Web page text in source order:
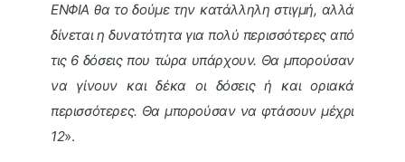
ΕΝΦΙΑ θα το δούμε την κατάλληλη στιγμή, αλλά
δίνεται η δυνατότητα για πολύ περισσότερες από
τις 6 δόσεις που τώρα υπάρχουν. Θα μπορούσαν
να γίνουν και δέκα οι δόσεις ή και οριακά
περισσότερες. Θα μπορούσαν να φτάσουν μέχρι
12».